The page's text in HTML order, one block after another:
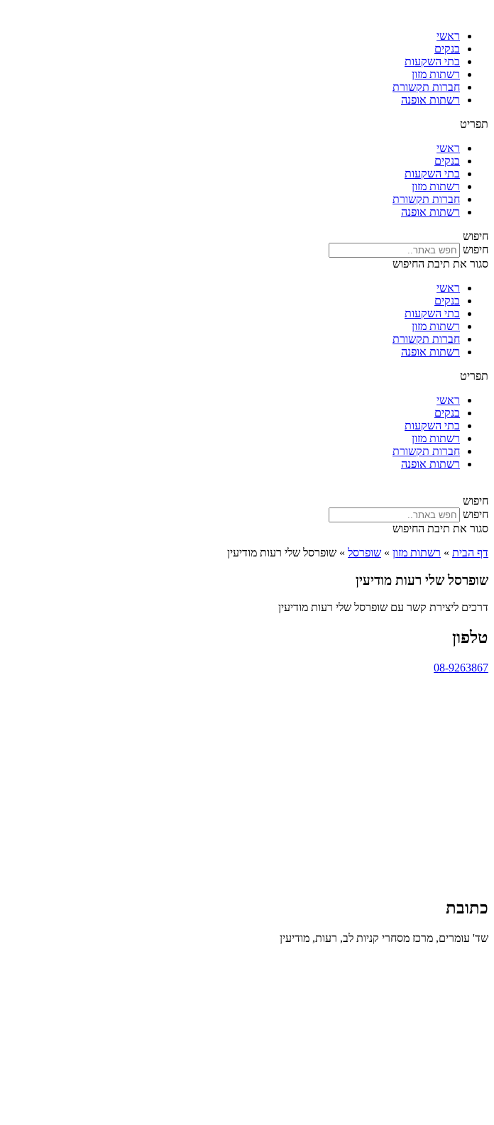
ראשי
בנקים
בתי השקעות
רשתות מזון
חברות תקשורת
רשתות אופנה
תפריט
ראשי
בנקים
בתי השקעות
רשתות מזון
חברות תקשורת
רשתות אופנה
חיפוש
חיפוש
סגור את תיבת החיפוש
ראשי
בנקים
בתי השקעות
רשתות מזון
חברות תקשורת
רשתות אופנה
תפריט
ראשי
בנקים
בתי השקעות
רשתות מזון
חברות תקשורת
רשתות אופנה
חיפוש
חיפוש
סגור את תיבת החיפוש
דף הבית » רשתות מזון » שופרסל » שופרסל שלי רעות מודיעין
שופרסל שלי רעות מודיעין
דרכים ליצירת קשר עם שופרסל שלי רעות מודיעין
טלפון
08-9263867
כתובת
שד' עומרים, מרכז מסחרי קניות לב, רעות, מודיעין